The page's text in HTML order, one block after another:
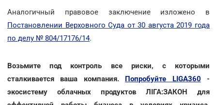
Аналогичный правовое заключение изложено в
Постановлении Верховного Суда от 30 августа 2019 года
по делу № 804/17176/14.
Возьмите под контроль все риски, с которыми
сталкивается ваша компания. Попробуйте LIGA360 -
экосистему облачных продуктов ЛІГА:ЗАКОН для